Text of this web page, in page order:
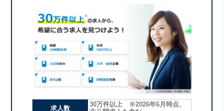
求人数
30万件以上 ※2026年6月時点、